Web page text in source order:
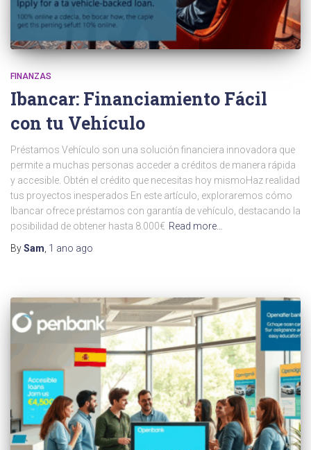
FINANZAS
Ibancar: Financiamiento Fácil
con tu Vehículo
Préstamos Vehículo son una solución financiera innovadora que
permite a muchas personas acceder a créditos de manera rápida
y accesible. Obtén el crédito que necesitas hoy mismoHaz realidad
tus proyectos inesperados En este artículo, exploraremos cómo
Ibancar ofrece préstamos con garantía de vehículo, destacando la
posibilidad de obtener hasta 8.000€ Read more…
BySam 1 ano ago